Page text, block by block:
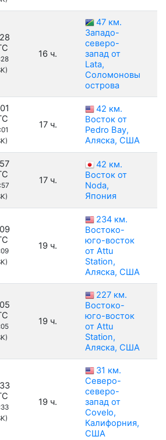
16 ч.
47 км.
Западо-
северо-
запад от
Lata,
Соломоновы
острова
17 ч.
42 км.
Восток от
Pedro Bay,
Аляска, США
17 ч.
42 км.
Восток от
Noda,
Япония
19 ч.
234 км.
Востоко-
юго-восток
от Attu
Station,
Аляска, США
19 ч.
227 км.
Востоко-
юго-восток
от Attu
Station,
Аляска, США
19 ч.
31 км.
Северо-
северо-
запад от
Covelo,
Калифорния,
США